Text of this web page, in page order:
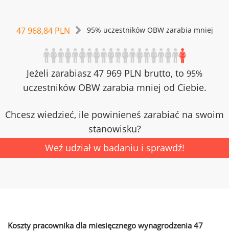
47 968,84 PLN 95% uczestników OBW zarabia mniej
Jeżeli zarabiasz 47 969 PLN brutto, to 95%
uczestników OBW zarabia mniej od Ciebie.
Chcesz wiedzieć, ile powinieneś zarabiać na swoim
stanowisku?
Weź udział w badaniu i sprawdź!
Koszty pracownika dla miesięcznego wynagrodzenia 47